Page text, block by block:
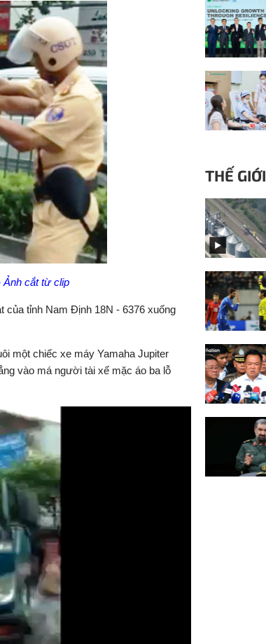
cắt từ clip
của tỉnh Nam Định 18N - 6376 xuống
một chiếc xe máy Yamaha Jupiter
vào má người tài xế mặc áo ba lỗ
THẾ GIỚI